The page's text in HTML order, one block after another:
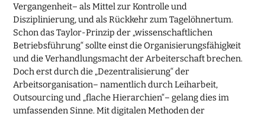
Vergangenheit– als Mittel zur Kontrolle und
Disziplinierung, und als Rückkehr zum Tagelöhnertum.
Schon das Taylor-Prinzip der „wissenschaftlichen
Betriebsführung“ sollte einst die Organisierungsfähigkeit
und die Verhandlungsmacht der Arbeiterschaft brechen.
Doch erst durch die „Dezentralisierung“ der
Arbeitsorganisation– namentlich durch Leiharbeit,
Outsourcing und „flache Hierarchien“– gelang dies im
umfassenden Sinne. Mit digitalen Methoden der